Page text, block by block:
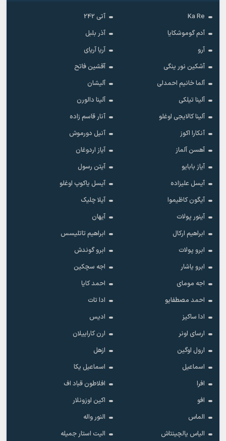
Ka Re
آتی 242
آدم گوموشکایا
آذر بلبل
آرو
آریا آریای
آشکین نور ینگی
آقشین فاتح
آلما خانیم احمدلی
آلیشان
آلینا تیلکی
آلینا دالورن
آلینا کالایجی اوغلو
آنار قاسم زاده
آنکارا اکوز
آنیل دورموش
آهسن آلماز
آیاز اردوغان
آیاز بابایو
آیتن رسول
آیسل علیزاده
آیسل یاکوپ اوغلو
آیگون کاظیموا
آیلا چلیک
آینور پولات
آیهان
ابراهیم ارکال
ابراهیم تاتلیسس
ابرو پولات
ابرو گوندش
ابرو یاشار
اجه سچکین
اجه مومای
احمد کایا
احمد مصطفایو
ادا تات
ادا ساکیز
ادیس
ارسای اونر
ارن کاراییلان
ارول اوگین
ازهل
اسماعیل
اسماعیل یکا
افرا
افلاطون قباد اف
افو
اکین اوزونلار
الماس
النور واله
الیاس یالچینتاش
الیت استار جمیله